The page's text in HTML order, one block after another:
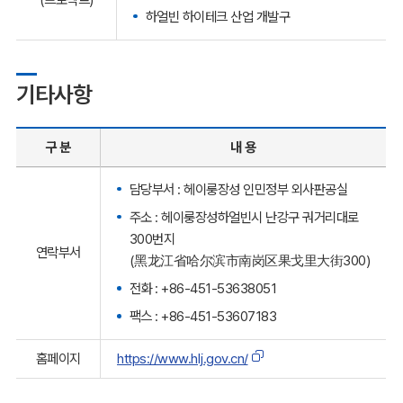
하얼빈 하이테크 산업 개발구
기타사항
구 분 내 용
연락부서
담당부서 : 헤이룽장성 인민정부 외사판공실
주소 : 헤이룽장성하얼빈시 난강구 궈거리대로
300번지
(黑龙江省哈尔滨市南岗区果戈里大街300)
전화 : +86-451-53638051
팩스 : +86-451-53607183
홈페이지 https://www.hlj.gov.cn/